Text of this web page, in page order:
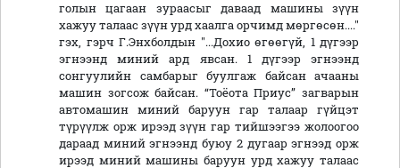
голын цагаан зураасыг даваад машины зүүн
хажуу талаас зүүн урд хаалга орчимд мөргөсөн...."
гэх, гэрч Г.Энхболдын "...Дохио өгөөгүй, 1 дүгээр
эгнээнд миний ард явсан. 1 дүгээр эгнээнд
сонгуулийн самбарыг буулгаж байсан ачааны
машин зогсож байсан. “Тоёота Приус” загварын
автомашин миний баруун гар талаар гүйцэт
түрүүлж орж ирээд зүүн гар тийшээгээ жолоогоо
дараад миний эгнээнд буюу 2 дугаар эгнээд орж
ирээд миний машины баруун урд хажуу талаас